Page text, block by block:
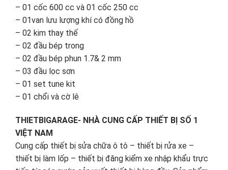
– 01 cốc 600 cc và 01 cốc 250 cc
– 01van lưu lượng khí có đồng hồ
– 02 kim thay thế
– 02 đầu bép trong
– 02 đầu bép phun 1.7& 2 mm
– 03 đầu lọc sơn
– 01 set tune kit
– 01 chổi và cờ lê
THIETBIGARAGE- NHÀ CUNG CẤP THIẾT BỊ SỐ 1
VIỆT NAM
Cung cấp thiết bị sửa chữa ô tô – thiết bị rửa xe –
thiết bị làm lốp – thiết bị đăng kiểm xe nhập khẩu trực